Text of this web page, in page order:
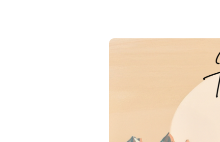
de breathwork Mathilde fait
soin de tout expliquer en
Nous nous retrouvons à